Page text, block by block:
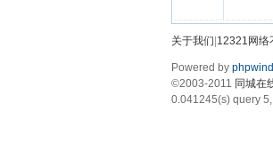
关于我们 12321网络
Powered by
©2003-2011 同城在
0.041245(s) query 5,